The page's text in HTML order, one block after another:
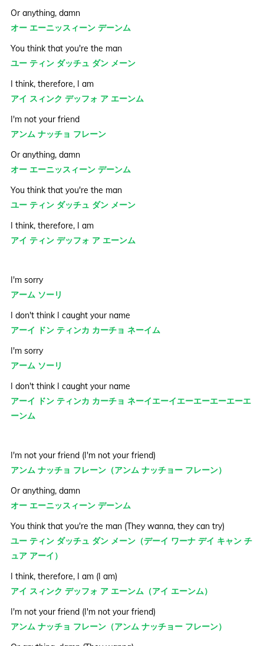
Or anything, damn
オー エーニッスィーン デーンム
You think that you're the man
ユー ティン ダッチュ ダン メーン
I think, therefore, I am
アイ スィンク デッフォ ア エーンム
I'm not your friend
アンム ナッチョ フレーン
Or anything, damn
オー エーニッスィーン デーンム
You think that you're the man
ユー ティン ダッチュ ダン メーン
I think, therefore, I am
アイ ティン デッフォ ア エーンム
I'm sorry
アーム ソーリ
I don't think I caught your name
アーイ ドン ティンカ カーチョ ネーイム
I'm sorry
アーム ソーリ
I don't think I caught your name
アーイ ドン ティンカ カーチョ ネーイエーイエーエーエーエーエ
ーンム
I'm not your friend (I'm not your friend)
アンム ナッチョ フレーン（アンム ナッチョー フレーン）
Or anything, damn
オー エーニッスィーン デーンム
You think that you're the man (They wanna, they can try)
ユー ティン ダッチュ ダン メーン（デーイ ワーナ デイ キャン チ
ュア アーイ）
I think, therefore, I am (I am)
アイ スィンク デッフォ ア エーンム（アイ エーンム）
I'm not your friend (I'm not your friend)
アンム ナッチョ フレーン（アンム ナッチョー フレーン）